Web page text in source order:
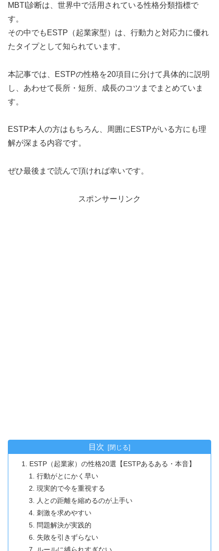
MBTI診断は、世界中で活用されている性格分類指標で
す。
その中でもESTP（起業家型）は、行動力と対応力に優れ
たタイプとして知られています。
本記事では、ESTPの性格を20項目に分けて具体的に説明
し、あわせて長所・短所、成長のコツまでまとめていま
す。
ESTP本人の方はもちろん、周囲にESTPがいる方にも理
解が深まる内容です。
ぜひ最後まで読んで頂ければ幸いです。
スポンサーリンク
目次
ESTP（起業家）の性格20選【ESTPあるある・本音】
行動がとにかく早い
現実的で今を重視する
人との距離を縮めるのが上手い
刺激を求めやすい
問題解決が実践的
失敗を引きずらない